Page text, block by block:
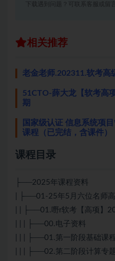
下载遇到问题？可联系客服或留
相关推荐
老金老师.202311.软考高
51CTO-薛大龙【软考高
期
国家级认证 信息系统项
课程（已完结，含课件）
课程目录
├──2025年课程资料
| ├──01-25年5月六位名师高
| | ├──01.嘢r软考【高项】
| | | ├──00.电子资料
| | | ├──01.第一阶段基础课
| | | ├──02.第二阶段计算专